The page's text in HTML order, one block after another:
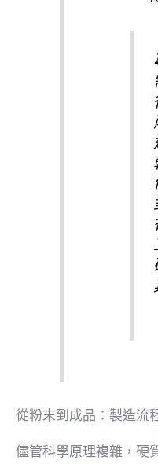
從粉末到成品：製造流
儘管科學原理複雜，硬